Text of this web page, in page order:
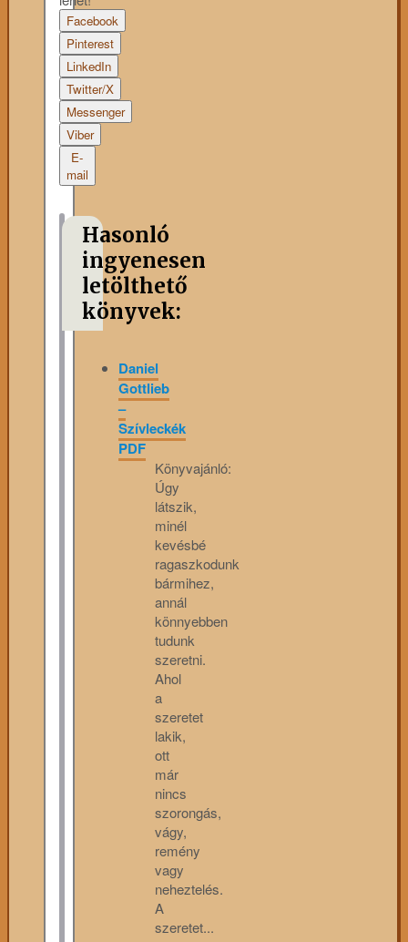
Facebook
Pinterest
LinkedIn
Twitter/X
Messenger
Viber
E-
mail
Hasonló
ingyenesen
letölthető
könyvek:
Daniel
Gottlieb
–
Szívleckék
PDF
Könyvajánló:
Úgy
látszik,
minél
kevésbé
ragaszkodunk
bármihez,
annál
könnyebben
tudunk
szeretni.
Ahol
a
szeretet
lakik,
ott
már
nincs
szorongás,
vágy,
remény
vagy
neheztelés.
A
szeretet...